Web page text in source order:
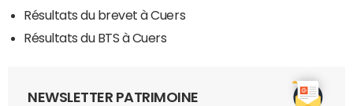
Résultats du brevet à Cuers
Résultats du BTS à Cuers
NEWSLETTER PATRIMOINE